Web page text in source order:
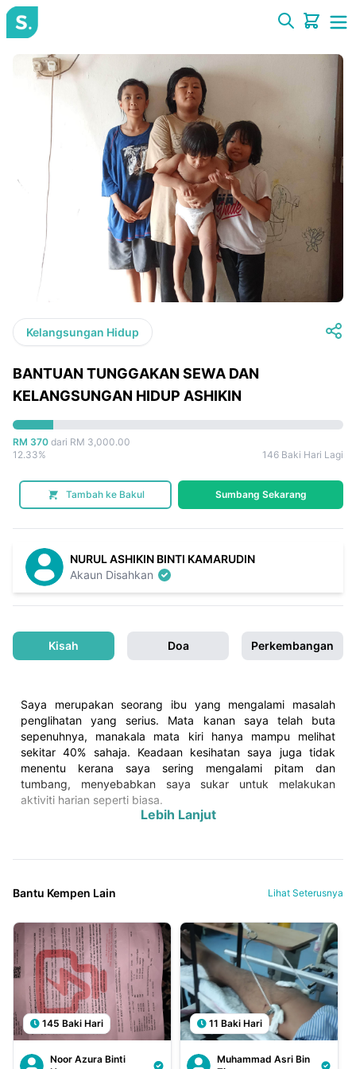
Kelangsungan Hidup
BANTUAN TUNGGAKAN SEWA DAN
KELANGSUNGAN HIDUP ASHIKIN
RM 370 dari RM 3,000.00
12.33%
146 Baki Hari Lagi
Tambah ke Bakul Sumbang Sekarang
NURUL ASHIKIN BINTI KAMARUDIN
Akaun Disahkan
Kisah Doa Perkembangan
Saya merupakan seorang ibu yang mengalami masalah
penglihatan yang serius. Mata kanan saya telah buta
sepenuhnya, manakala mata kiri hanya mampu melihat
sekitar 40% sahaja. Keadaan kesihatan saya juga tidak
menentu kerana saya sering mengalami pitam dan
tumbang, menyebabkan saya sukar untuk melakukan
aktiviti harian seperti biasa.
Bantu Kempen Lain Lihat Seterusnya
145 Baki Hari
Noor Azura Binti
11 Baki Hari
Muhammad Asri Bin